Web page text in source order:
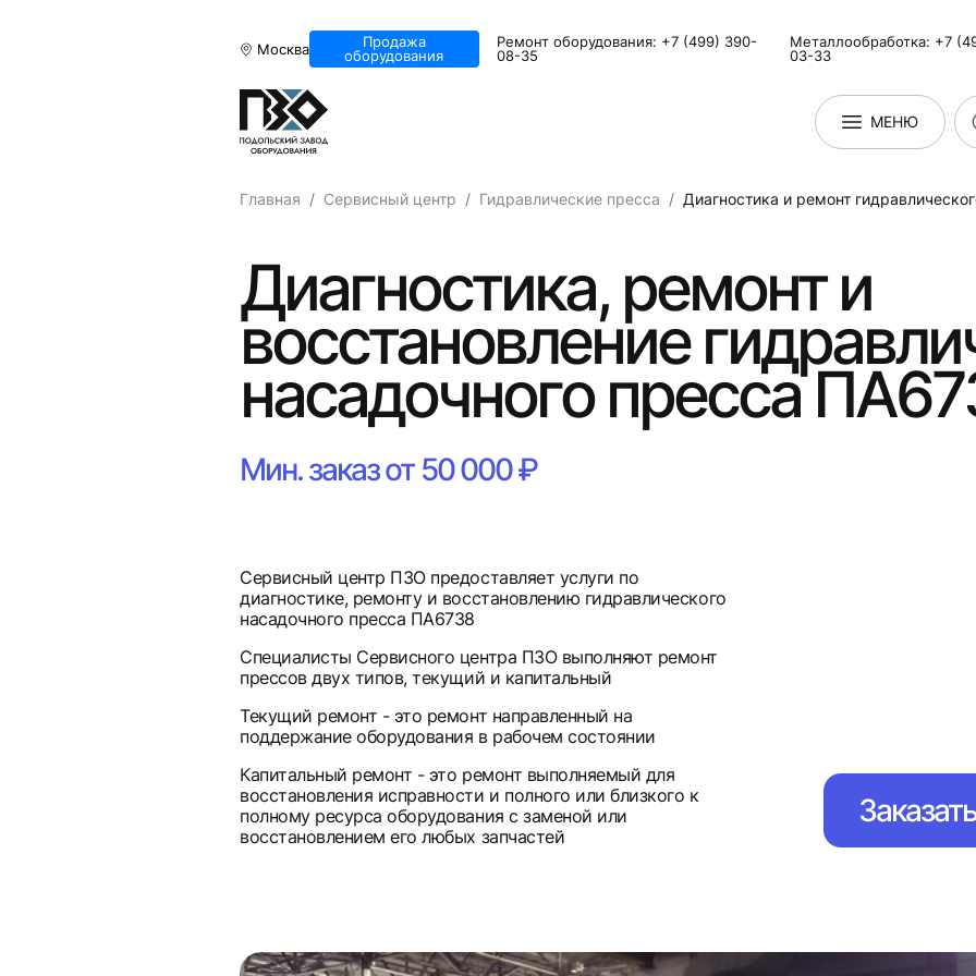
Москва
Продажа
оборудования
Ремонт оборудования: +7 (499) 390-
08-35
Металлообработка: +7
03-33
МЕНЮ
Главная Сервисный центр Гидравлические пресса Диагностика и ремонт
Диагностика, ремонт и
восстановление
насадочного пресса
Мин. заказ от 50 000 ₽
Сервисный центр ПЗО предоставляет услуги по
диагностике, ремонту и восстановлению гидравлического
насадочного пресса ПА6738
Специалисты Сервисного центра ПЗО выполняют ремонт
прессов двух типов, текущий и капитальный
Текущий ремонт - это ремонт направленный на
поддержание оборудования в рабочем состоянии
Капитальный ремонт - это ремонт выполняемый для
восстановления исправности и полного или близкого к
полному ресурса оборудования с заменой или
восстановлением его любых запчастей